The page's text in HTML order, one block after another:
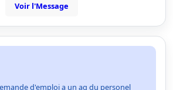
Voir l'Message
d'emploi a un ag du personel